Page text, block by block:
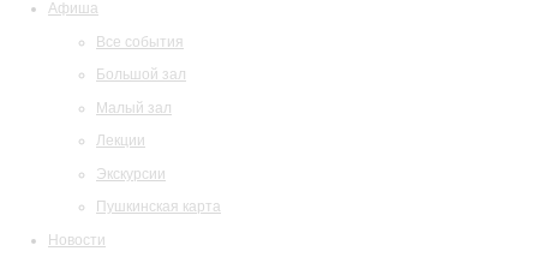
Афиша
Все события
Большой зал
Малый зал
Лекции
Экскурсии
Пушкинская карта
Новости